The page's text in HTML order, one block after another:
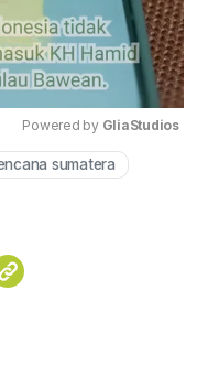
Mute
Powered by GliaStudios
sumatera